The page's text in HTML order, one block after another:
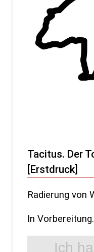
Tacitus. Der
[Erstdruck]
Radierung von
In Vorbereitung.